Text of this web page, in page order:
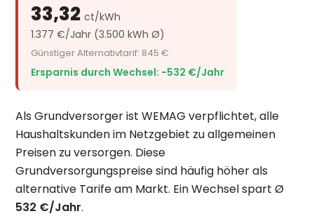
33,32ct/kWh
1.377 €/Jahr (3.500 kWh Ø)
Günstiger Alternativtarif: 845 €
Ersparnis durch Wechsel: −532 €/Jahr
Als Grundversorger ist WEMAG verpflichtet, alle
Haushaltskunden im Netzgebiet zu allgemeinen
Preisen zu versorgen. Diese
Grundversorgungspreise sind häufig höher als
alternative Tarife am Markt. Ein Wechsel spart Ø
532 €/Jahr.